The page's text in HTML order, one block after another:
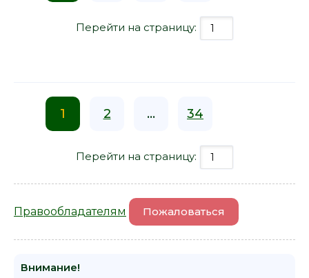
Перейти на страницу:
1 2 ... 34
Перейти на страницу:
Правообладателям Пожаловаться
Внимание!